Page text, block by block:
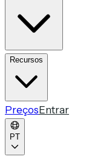
Recursos
PreçosEntrar
PT